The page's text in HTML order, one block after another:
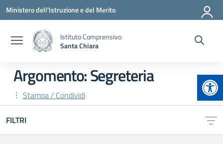
Vai ai contenuti
Vai al menu di navigazione
Vai al footer
Ministero dell'Istruzione e del Merito
Istituto Comprensivo
Santa Chiara
Argomento: Segreteria
Stampa / Condividi
FILTRI